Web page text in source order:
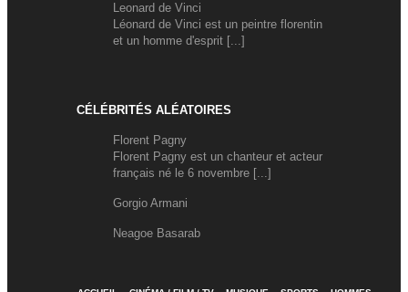
Leonard de Vinci
Léonard de Vinci est un peintre florentin
et un homme d'esprit [...]
CÉLÉBRITÉS ALÉATOIRES
Florent Pagny
Florent Pagny est un chanteur et acteur
français né le 6 novembre [...]
Gorgio Armani
Neagoe Basarab